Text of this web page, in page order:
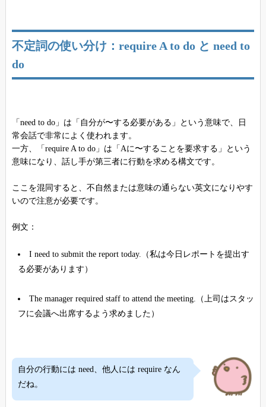
不定詞の使い分け：require A to do と need to
do
「need to do」は「自分が〜する必要がある」という意味で、日
常会話で非常によく使われます。
一方、「require A to do」は「Aに〜することを要求する」という
意味になり、話し手が第三者に行動を求める構文です。
ここを混同すると、不自然または意味の通らない英文になりやす
いので注意が必要です。
例文：
I need to submit the report today.（私は今日レポートを提出す
る必要があります）
The manager required staff to attend the meeting.（上司はスタッ
フに会議へ出席するよう求めました）
自分の行動には need、他人には require なん
だね。